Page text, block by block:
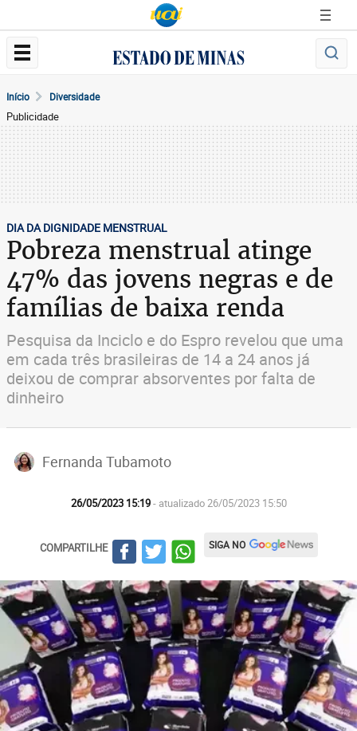
Início Diversidade
Publicidade
DIA DA DIGNIDADE MENSTRUAL
Pobreza menstrual atinge
47% das jovens negras e de
famílias de baixa renda
Pesquisa da Inciclo e do Espro revelou que uma
em cada três brasileiras de 14 a 24 anos já
deixou de comprar absorventes por falta de
dinheiro
Fernanda Tubamoto
26/05/2023 15:19- atualizado 26/05/2023 15:50
COMPARTILHE SIGA NO